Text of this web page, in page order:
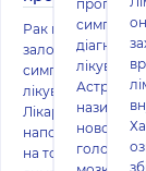
Рак молочної
залози –
симптоми,
лікування
Лікарі
наполягають
на тому, щоб
прогноз,
симптоми,
лікування